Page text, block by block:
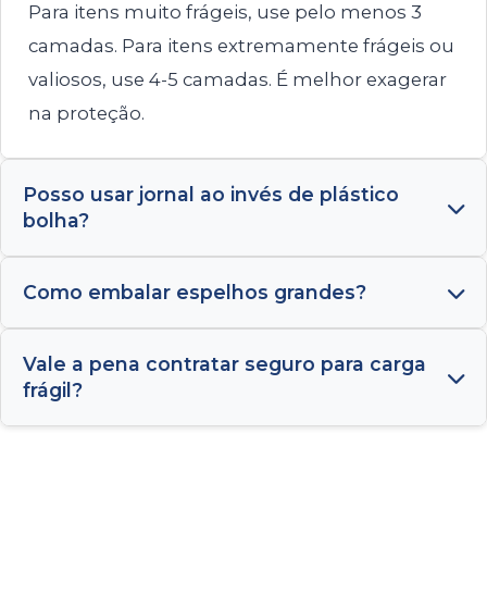
Para itens muito frágeis, use pelo menos 3
camadas. Para itens extremamente frágeis ou
valiosos, use 4-5 camadas. É melhor exagerar
na proteção.
Posso usar jornal ao invés de plástico
bolha?
Como embalar espelhos grandes?
Vale a pena contratar seguro para carga
frágil?